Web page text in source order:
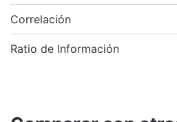
Correlación
Ratio de Información